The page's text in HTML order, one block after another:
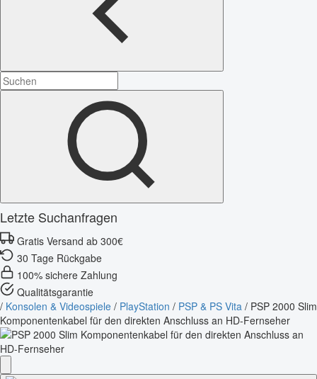
Letzte Suchanfragen
Gratis Versand ab 300€
30 Tage Rückgabe
100% sichere Zahlung
Qualitätsgarantie
/ Konsolen & Videospiele / PlayStation / PSP & PS Vita / PSP 2000 Slim
Komponentenkabel für den direkten Anschluss an HD-Fernseher